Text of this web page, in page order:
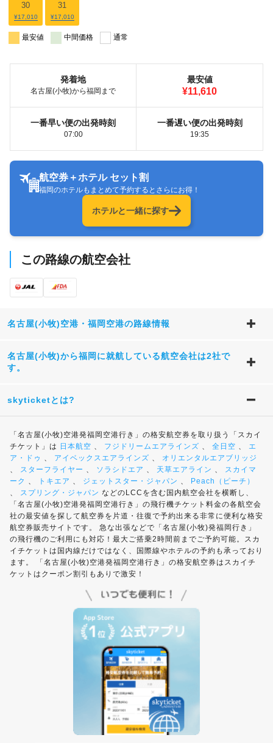
30
¥17,010
31
¥17,010
最安値 中間価格 通常
発着地
名古屋(小牧)から福岡まで
最安値
¥11,610
一番早い便の出発時刻
07:00
一番遅い便の出発時刻
19:35
航空券＋ホテル セット割
福岡のホテルもまとめて予約するとさらにお得！
ホテルと一緒に探す
この路線の航空会社
名古屋(小牧)空港・福岡空港の路線情報
名古屋(小牧)から福岡に就航している航空会社は2社で
す。
skyticketとは?
「名古屋(小牧)空港発福岡空港行き」の格安航空券を取り扱う「スカイ
チケット」は 日本航空 、 フジドリームエアラインズ 、 全日空 、 エ
ア・ドゥ 、 アイベックスエアラインズ 、 オリエンタルエアブリッジ
、 スターフライヤー 、 ソラシドエア 、 天草エアライン 、 スカイマ
ーク 、 トキエア 、 ジェットスター・ジャパン 、
Peach（ピーチ）
、 スプリング・ジャパン などのLCCを含む国内航空会社を横断し、
「名古屋(小牧)空港発福岡空港行き」の飛行機チケット料金の各航空会
社の最安値を探して航空券を片道・往復で予約出来る非常に便利な格安
航空券販売サイトです。 急な出張などで「名古屋(小牧)発福岡行き」
の飛行機のご利用にも対応！最大ご搭乗2時間前までご予約可能。スカ
イチケットは国内線だけではなく、国際線やホテルの予約も承っており
ます。 「名古屋(小牧)空港発福岡空港行き」の格安航空券はスカイチ
ケットはクーポン割引もありで激安！